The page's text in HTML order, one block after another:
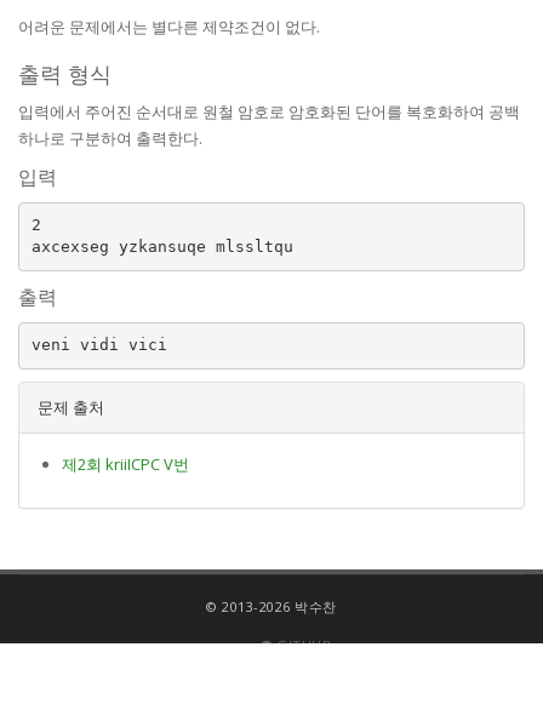
어려운 문제에서는 별다른 제약조건이 없다.
출력 형식
입력에서 주어진 순서대로 원철 암호로 암호화된 단어를 복호화하여 공백
하나로 구분하여 출력한다.
입력
2
출력
문제 출처
제2회 kriiICPC V번
© 2013-2026 박수찬
GITHUB